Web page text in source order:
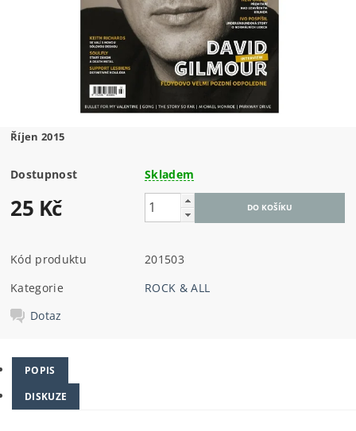
Říjen 2015
Dostupnost Skladem
25 Kč
Kód produktu
201503
Kategorie
ROCK & ALL
Dotaz
POPIS
DISKUZE